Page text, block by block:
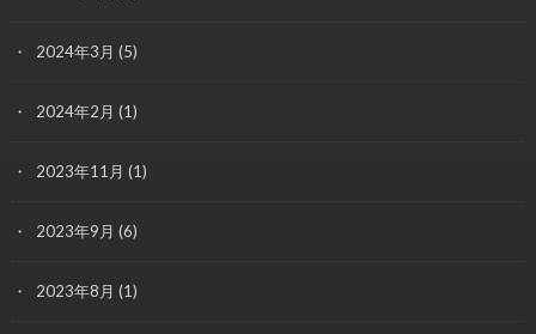
2024年3月 (5)
2024年2月 (1)
2023年11月 (1)
2023年9月 (6)
2023年8月 (1)